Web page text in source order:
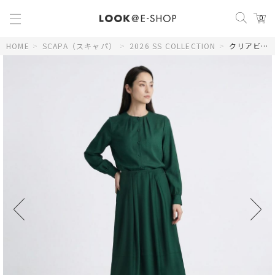
0
HOME > SCAPA（スキャパ） > 2026 SS COLLECTION > クリアビエラブラウス